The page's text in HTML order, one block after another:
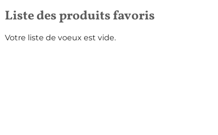
Liste des produits favoris
Votre liste de voeux est vide.